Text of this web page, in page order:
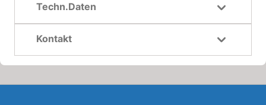
Techn.Daten
Kontakt